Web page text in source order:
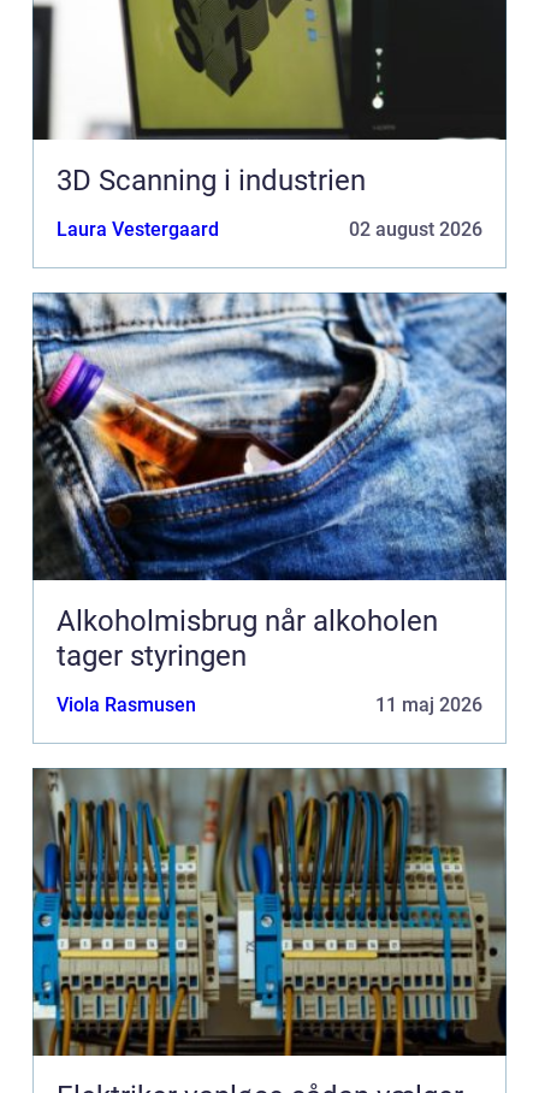
3D Scanning i industrien
Laura Vestergaard 02 august 2026
Alkoholmisbrug når alkoholen
tager styringen
Viola Rasmusen 11 maj 2026